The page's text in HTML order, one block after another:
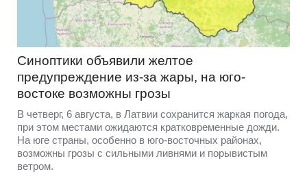
Синоптики объявили желтое
предупреждение из-за жары, на юго-
востоке возможны грозы
В четверг, 6 августа, в Латвии сохранится жаркая погода,
при этом местами ожидаются кратковременные дожди.
На юге страны, особенно в юго-восточных районах,
возможны грозы с сильными ливнями и порывистым
ветром.